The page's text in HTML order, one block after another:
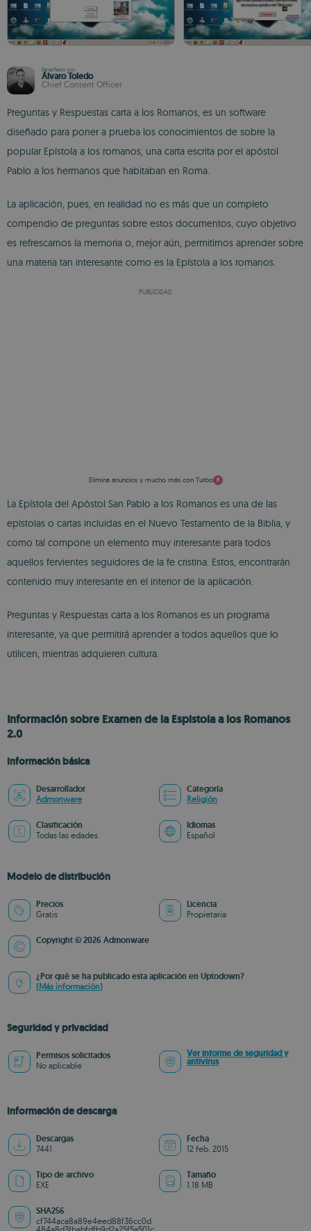
Reseñado por
Álvaro Toledo
Chief Content Officer
Preguntas y Respuestas carta a los Romanos, es un software
diseñado para poner a prueba los conocimientos de sobre la
popular Epístola a los romanos, una carta escrita por el apóstol
Pablo a los hermanos que habitaban en Roma.
La aplicación, pues, en realidad no es más que un completo
compendio de preguntas sobre estos documentos, cuyo objetivo
es refrescarnos la memoria o, mejor aún, permitirnos aprender sobre
una materia tan interesante como es la Epístola a los romanos.
PUBLICIDAD
Elimina anuncios y mucho más con Turbo
La Epístola del Apóstol San Pablo a los Romanos es una de las
epístolas o cartas incluidas en el Nuevo Testamento de la Biblia, y
como tal compone un elemento muy interesante para todos
aquellos fervientes seguidores de la fe cristina. Estos, encontrarán
contenido muy interesante en el interior de la aplicación.
Preguntas y Respuestas carta a los Romanos es un programa
interesante, ya que permitirá aprender a todos aquellos que lo
utilicen, mientras adquieren cultura.
Información sobre Examen de la Espistola a los Romanos
2.0
Información básica
Desarrollador
Admonware
Categoría
Religión
Clasificación
Todas las edades
Idiomas
Español
Modelo de distribución
Precios
Gratis
Licencia
Propietaria
Copyright © 2026 Admonware
¿Por qué se ha publicado esta aplicación en Uptodown?
(Más información)
Seguridad y privacidad
Permisos solicitados
No aplicable
Ver informe de seguridad y
antivirus
Información de descarga
Descargas
7441
Fecha
12 feb. 2015
Tipo de archivo
EXE
Tamaño
1.18 MB
SHA256
cf744aca8a89e4eed88f36cc0d